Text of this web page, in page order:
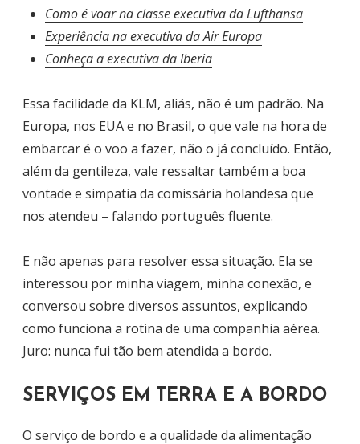
Como é voar na classe executiva da Lufthansa
Experiência na executiva da Air Europa
Conheça a executiva da Iberia
Essa facilidade da KLM, aliás, não é um padrão. Na
Europa, nos EUA e no Brasil, o que vale na hora de
embarcar é o voo a fazer, não o já concluído. Então,
além da gentileza, vale ressaltar também a boa
vontade e simpatia da comissária holandesa que
nos atendeu – falando português fluente.
E não apenas para resolver essa situação. Ela se
interessou por minha viagem, minha conexão, e
conversou sobre diversos assuntos, explicando
como funciona a rotina de uma companhia aérea.
Juro: nunca fui tão bem atendida a bordo.
SERVIÇOS EM TERRA E A BORDO
O serviço de bordo e a qualidade da alimentação